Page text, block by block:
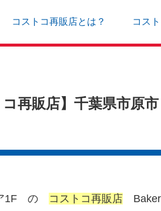
コストコ再販店とは？ コス
コ再販店】千葉県市原
ア1F の コストコ再販店